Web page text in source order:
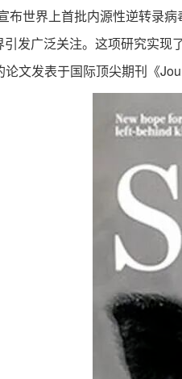
布世界上首批内源性逆转录
发广泛关注。这项研究实现
论文发表于国际顶尖期刊《